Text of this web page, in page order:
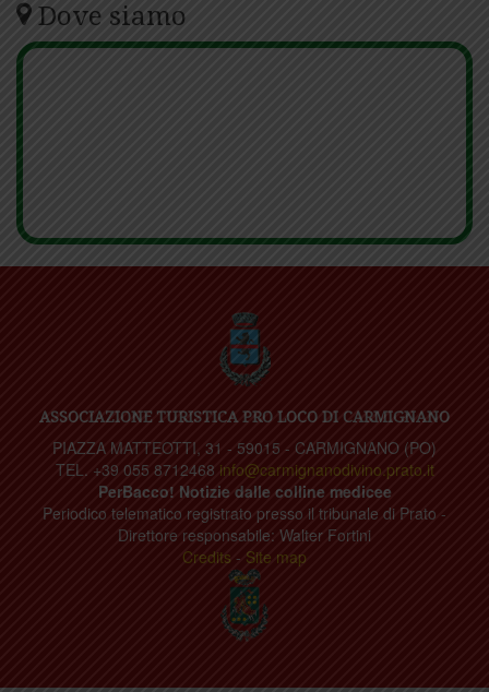
Dove siamo
ASSOCIAZIONE TURISTICA PRO LOCO DI CARMIGNANO
PIAZZA MATTEOTTI, 31 - 59015 - CARMIGNANO (PO)
TEL. +39 055 8712468 info@carmignanodivino.prato.it
PerBacco! Notizie dalle colline medicee
Periodico telematico registrato presso il tribunale di Prato -
Direttore responsabile: Walter Fortini
Credits - Site map